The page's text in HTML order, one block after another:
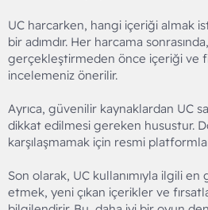
UC harcarken, hangi içeriği almak
bir adımdır. Her harcama sonrasında,
gerçekleştirmeden önce içeriği ve
incelemeniz önerilir.
Ayrıca, güvenilir kaynaklardan UC
dikkat edilmesi gereken husustur.
karşılaşmamak için resmi
Son olarak, UC kullanımıyla ilgili
etmek, yeni çıkan içerikler ve